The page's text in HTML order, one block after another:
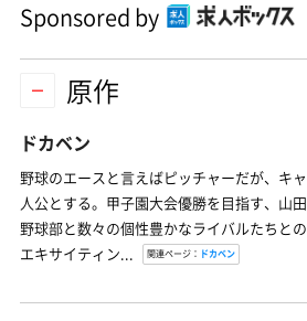
Sponsored by
原作
ドカベン
野球のエースと言えばピッチャーだが、キ
人公とする。甲子園大会優勝を目指す、山
野球部と数々の個性豊かなライバルたちと
エキサイティン...
関連ページ： ドカベン